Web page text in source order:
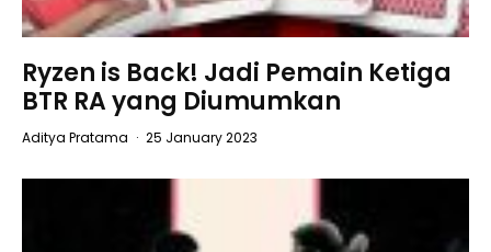
Ryzen is Back! Jadi Pemain Ketiga
BTR RA yang Diumumkan
Aditya Pratama · 25 January 2023